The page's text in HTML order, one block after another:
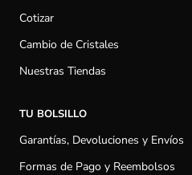
Cotizar
Cambio de Cristales
Nuestras Tiendas
TU BOLSILLO
Garantías, Devoluciones y Envíos
Formas de Pago y Reembolsos